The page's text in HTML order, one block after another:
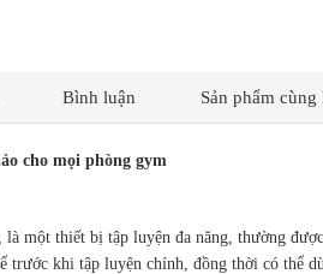
Bình luận Sản phẩm cùng
cho mọi phòng gym
một thiết bị tập luyện đa năng, thường
trước khi tập luyện chính, đồng thời có thể